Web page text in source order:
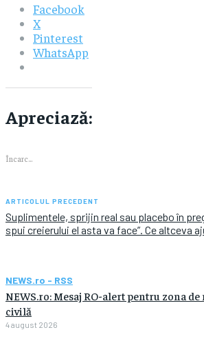
Facebook
X
Pinterest
WhatsApp
Apreciază:
Încarc...
ARTICOLUL PRECEDENT
Suplimentele, sprijin real sau placebo în
spui creierului el asta va face”. Ce altceva
NEWS.ro - RSS
NEWS.ro: Mesaj RO-alert pentru zona
civilă
4 august 2026